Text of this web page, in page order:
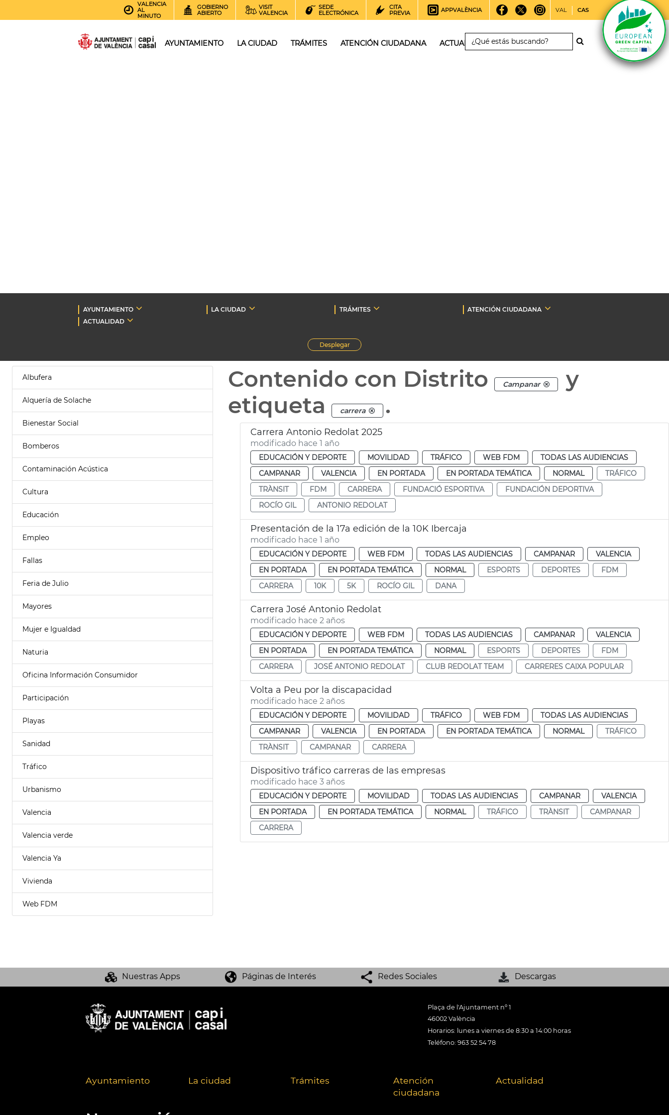
VALENCIA
AL
MINUTO
GOBIERNO
ABIERTO
VISIT
VALENCIA
SEDE
ELECTRÓNICA
CITA
PREVIA
APPVALÈNCIA VAL CAS
AYUNTAMIENTO LA CIUDAD TRÁMITES ATENCIÓN CIUDADANA ACTUALIDAD
AYUNTAMIENTO LA CIUDAD TRÁMITES
ATENCIÓN CIUDADANA
ACTUALIDAD
Desplegar
Albufera
Alquería de Solache
Bienestar Social
Bomberos
Contaminación Acústica
Cultura
Educación
Empleo
Fallas
Feria de Julio
Mayores
Mujer e Igualdad
Naturia
Oficina Información Consumidor
Participación
Playas
Sanidad
Tráfico
Urbanismo
Valencia
Valencia verde
Valencia Ya
Vivienda
Web FDM
Contenido con Distrito Campanar
y
etiqueta
carrera .
Carrera Antonio Redolat 2025
modificado hace 1 año
EDUCACIÓN Y DEPORTE MOVILIDAD TRÁFICO WEB FDM
TODAS LAS AUDIENCIAS
CAMPANAR
VALENCIA EN PORTADA EN PORTADA TEMÁTICA NORMAL
TRÁFICO
TRÀNSIT
FDM CARRERA FUNDACIÓ ESPORTIVA
FUNDACIÓN DEPORTIVA
ROCÍO GIL
ANTONIO REDOLAT
Presentación de la 17a edición de la 10K Ibercaja
modificado hace 1 año
EDUCACIÓN Y DEPORTE WEB FDM TODAS LAS AUDIENCIAS CAMPANAR
VALENCIA
EN PORTADA
EN PORTADA TEMÁTICA NORMAL ESPORTS DEPORTES
FDM
CARRERA
10K 5K ROCÍO GIL DANA
Carrera José Antonio Redolat
modificado hace 2 años
EDUCACIÓN Y DEPORTE WEB FDM TODAS LAS AUDIENCIAS CAMPANAR
VALENCIA
EN PORTADA
EN PORTADA TEMÁTICA NORMAL ESPORTS DEPORTES
FDM
CARRERA
JOSÉ ANTONIO REDOLAT CLUB REDOLAT TEAM CARRERES CAIXA POPULAR
Volta a Peu por la discapacidad
modificado hace 2 años
EDUCACIÓN Y DEPORTE MOVILIDAD TRÁFICO WEB FDM
TODAS LAS AUDIENCIAS
CAMPANAR
VALENCIA EN PORTADA EN PORTADA TEMÁTICA NORMAL
TRÁFICO
TRÀNSIT
CAMPANAR CARRERA
Dispositivo tráfico carreras de las empresas
modificado hace 3 años
EDUCACIÓN Y DEPORTE MOVILIDAD TODAS LAS AUDIENCIAS CAMPANAR
VALENCIA
EN PORTADA
EN PORTADA TEMÁTICA NORMAL TRÁFICO TRÀNSIT
CAMPANAR
CARRERA
Nuestras Apps Páginas de Interés Redes Sociales Descargas
Plaça de l'Ajuntament nº 1
46002 València
Horarios: lunes a viernes de 8:30 a 14:00 horas
Teléfono: 963 52 54 78
Ayuntamiento La ciudad Trámites
Atención
ciudadana
Actualidad